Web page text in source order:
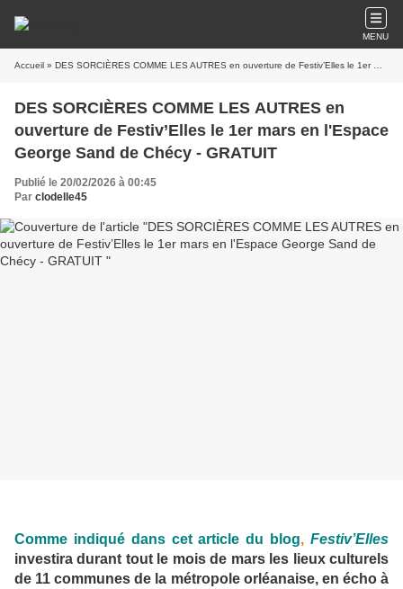
MENU
Accueil » DES SORCIÈRES COMME LES AUTRES en ouverture de Festiv’Elles le 1er mars en l'Espace George Sand de Chécy - GRATUIT
DES SORCIÈRES COMME LES AUTRES en
ouverture de Festiv’Elles le 1er mars en l'Espace
George Sand de Chécy - GRATUIT
Publié le 20/02/2026 à 00:45
Par clodelle45
Comme indiqué dans cet article du blog, Festiv’Elles
investira durant tout le mois de mars les lieux culturels
de 11 communes de la métropole orléanaise, en écho à